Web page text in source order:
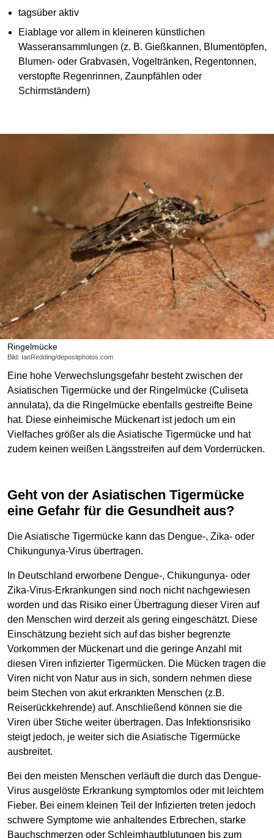
tagsüber aktiv
Eiablage vor allem in kleineren künstlichen
Wasseransammlungen (z. B. Gießkannen, Blumentöpfen,
Blumen- oder Grabvasen, Vogeltränken, Regentonnen,
verstopfte Regenrinnen, Zaunpfählen oder
Schirmständern)
Ringelmücke
Bild: IanRedding/depositphotos.com
Eine hohe Verwechslungsgefahr besteht zwischen der
Asiatischen Tigermücke und der Ringelmücke (Culiseta
annulata), da die Ringelmücke ebenfalls gestreifte Beine
hat. Diese einheimische Mückenart ist jedoch um ein
Vielfaches größer als die Asiatische Tigermücke und hat
zudem keinen weißen Längsstreifen auf dem Vorderrücken.
Geht von der Asiatischen Tigermücke
eine Gefahr für die Gesundheit aus?
Die Asiatische Tigermücke kann das Dengue-, Zika- oder
Chikungunya-Virus übertragen.
In Deutschland erworbene Dengue-, Chikungunya- oder
Zika-Virus-Erkrankungen sind noch nicht nachgewiesen
worden und das Risiko einer Übertragung dieser Viren auf
den Menschen wird derzeit als gering eingeschätzt. Diese
Einschätzung bezieht sich auf das bisher begrenzte
Vorkommen der Mückenart und die geringe Anzahl mit
diesen Viren infizierter Tigermücken. Die Mücken tragen die
Viren nicht von Natur aus in sich, sondern nehmen diese
beim Stechen von akut erkrankten Menschen (z.B.
Reiserückkehrende) auf. Anschließend können sie die
Viren über Stiche weiter übertragen. Das Infektionsrisiko
steigt jedoch, je weiter sich die Asiatische Tigermücke
ausbreitet.
Bei den meisten Menschen verläuft die durch das Dengue-
Virus ausgelöste Erkrankung symptomlos oder mit leichtem
Fieber. Bei einem kleinen Teil der Infizierten treten jedoch
schwere Symptome wie anhaltendes Erbrechen, starke
Bauchschmerzen oder Schleimhautblutungen bis zum